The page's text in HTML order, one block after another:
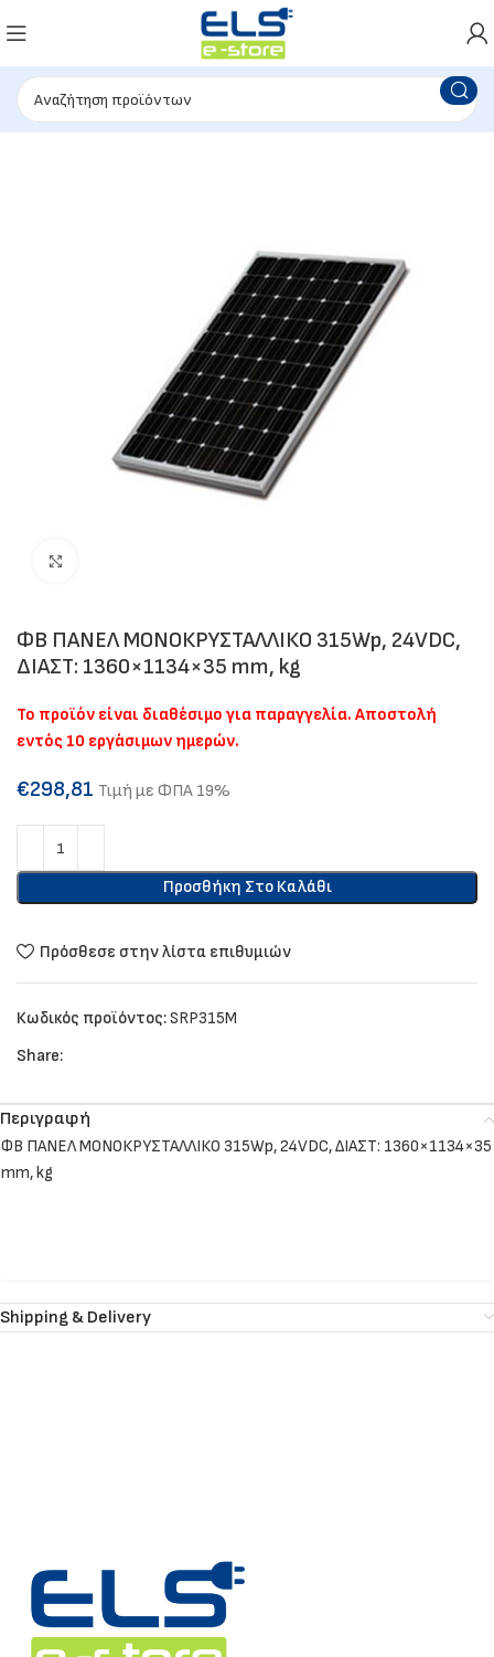
ΦΒ ΠΑΝΕΛ ΜΟΝΟΚΡΥΣΤΑΛΛΙΚΟ 315Wp, 24VDC,
ΔΙΑΣΤ: 1360×1134×35 mm, kg
Το προϊόν είναι διαθέσιμο για παραγγελία. Αποστολή
εντός 10 εργάσιμων ημερών.
€298,81 Τιμή με ΦΠΑ 19%
Προσθήκη Στο Καλάθι
Πρόσθεσε στην λίστα επιθυμιών
Κωδικός προϊόντος:SRP315M
Share:
Περιγραφή
ΦΒ ΠΑΝΕΛ ΜΟΝΟΚΡΥΣΤΑΛΛΙΚΟ 315Wp, 24VDC, ΔΙΑΣΤ: 1360×1134×35
mm, kg
Shipping & Delivery